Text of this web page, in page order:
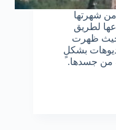
شهرتها
لطريق
حيث ظهرت
بشكلٍ
من جسدها.